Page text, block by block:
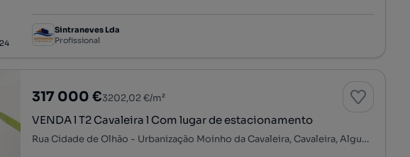
24
Sintraneves Lda
Profissional
317 000 €3202,02 €/m²
VENDA l T2 Cavaleira l Com lugar de estacionamento
Rua Cidade de Olhão - Urbanização Moinho da Cavaleira, Cavaleira, Algueirão-Mem Martins, Sintra, Lisboa